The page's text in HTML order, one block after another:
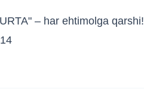
– har ehtimolga qarshi!